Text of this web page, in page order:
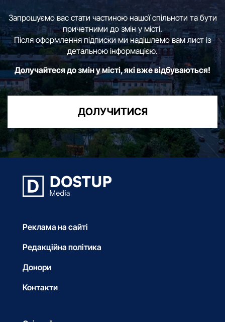
Запрошуємо вас стати частиною нашої спільноти та бути
причетними до змін у місті.
Після оформлення підписки ми надішлемо вам лист із
детальною інформацією.
Долучайтеся до змін у місті, які вже відбуваються!
ДОЛУЧИТИСЯ
Реклама на сайті
Редакційна політика
Донори
Контакти